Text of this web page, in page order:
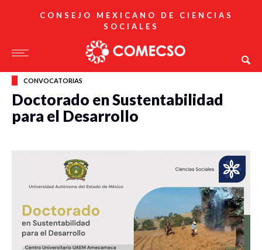
CONSEJO MEXICANO DE CIENCIAS
SOCIALES
CONVOCATORIAS
Doctorado en Sustentabilidad
para el Desarrollo